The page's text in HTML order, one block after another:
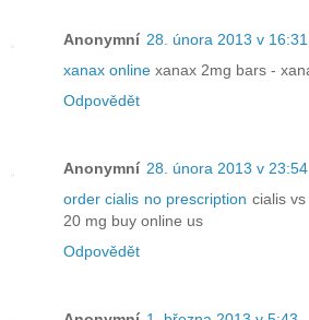
Anonymní 28. února 2013 v 16:31
xanax online xanax 2mg bars -
Odpovědět
Anonymní 28. února 2013 v 23:54
order cialis no prescription cialis
20 mg buy online us
Odpovědět